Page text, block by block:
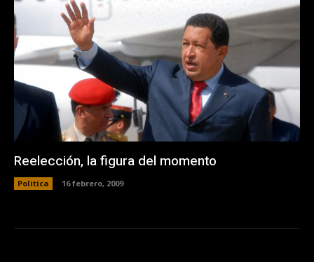
Reelección, la figura del momento
Politica 16 febrero, 2009